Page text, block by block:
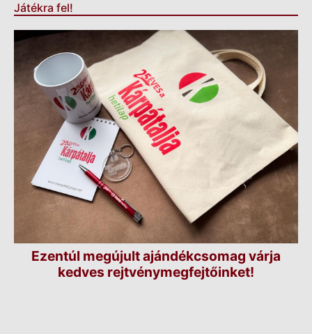
Játékra fel!
Ezentúl megújult ajándékcsomag várja
kedves rejtvénymegfejtőinket!